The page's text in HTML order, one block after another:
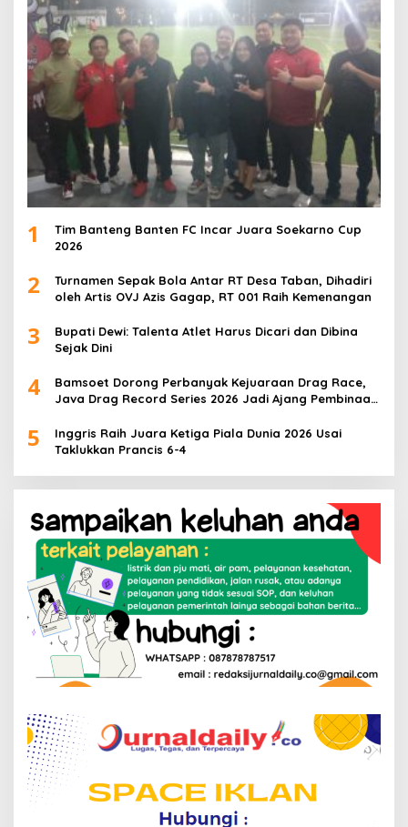
1
Tim Banteng Banten FC Incar Juara Soekarno Cup
2026
2
Turnamen Sepak Bola Antar RT Desa Taban, Dihadiri
oleh Artis OVJ Azis Gagap, RT 001 Raih Kemenangan
3
Bupati Dewi: Talenta Atlet Harus Dicari dan Dibina
Sejak Dini
4
Bamsoet Dorong Perbanyak Kejuaraan Drag Race,
Java Drag Record Series 2026 Jadi Ajang Pembinaan
5
Inggris Raih Juara Ketiga Piala Dunia 2026 Usai
Taklukkan Prancis 6-4